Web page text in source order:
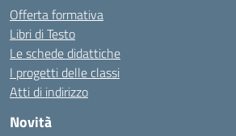
Offerta formativa
Libri di Testo
Le schede didattiche
I progetti delle classi
Atti di indirizzo
Novità